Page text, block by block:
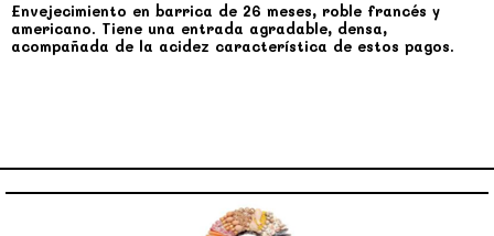
Envejecimiento en barrica de 26 meses, roble francés y
americano. Tiene una entrada agradable, densa,
acompañada de la acidez característica de estos pagos.